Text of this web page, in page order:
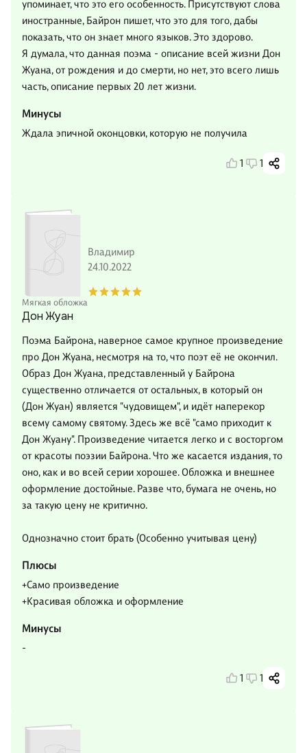
упоминает, что это его особенность. Присутствуют слова
иностранные, Байрон пишет, что это для того, дабы
показать, что он знает много языков. Это здорово.
Я думала, что данная поэма - описание всей жизни Дон
Жуана, от рождения и до смерти, но нет, это всего лишь
часть, описание первых 20 лет жизни.
Минусы
Ждала эпичной оконцовки, которую не получила
1 1
Мягкая обложка
Владимир
24.10.2022
Дон Жуан
Поэма Байрона, наверное самое крупное произведение
про Дон Жуана, несмотря на то, что поэт её не окончил.
Образ Дон Жуана, представленный у Байрона
существенно отличается от остальных, в который он
(Дон Жуан) является "чудовищем", и идёт наперекор
всему самому святому. Здесь же всё "само приходит к
Дон Жуану". Произведение читается легко и с восторгом
от красоты поэзии Байрона. Что же касается издания, то
оно, как и во всей серии хорошее. Обложка и внешнее
оформление достойные. Разве что, бумага не очень, но
за такую цену не критично.
Однозначно стоит брать (Особенно учитывая цену)
Плюсы
+Само произведение
+Красивая обложка и оформление
Минусы
-
1 1